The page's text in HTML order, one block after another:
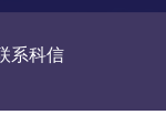
系科信